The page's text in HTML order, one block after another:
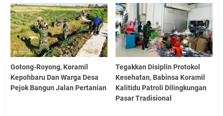
Gotong-Royong, Koramil
Kepohbaru Dan Warga Desa
Pejok Bangun Jalan Pertanian
Tegakkan Disiplin Protokol
Kesehatan, Babinsa Koramil
Kalitidu Patroli Dilingkungan
Pasar Tradisional